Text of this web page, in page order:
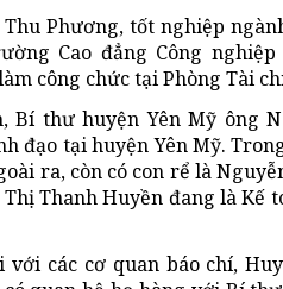
Phương, tốt nghiệp
Cao đẳng Công
công chức tại Phòng Tài
Bí thư huyện Yên Mỹ ông
đạo tại huyện Yên Mỹ.
ra, còn có con rể là
Thanh Huyền đang là
với các cơ quan báo chí,